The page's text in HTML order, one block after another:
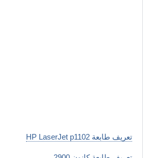
تعريف طابعة HP LaserJet p1102